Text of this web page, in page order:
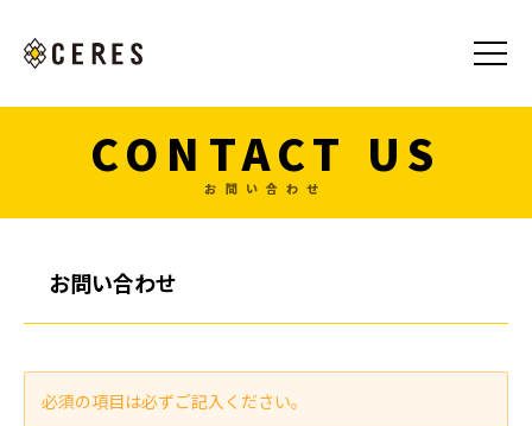
CONTACT US
お問い合わせ
お問い合わせ
必須の項目は必ずご記入ください。